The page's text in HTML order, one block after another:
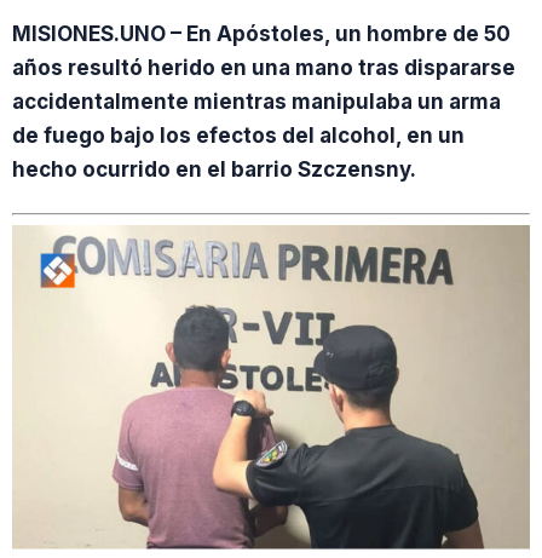
MISIONES.UNO – En Apóstoles, un hombre de 50
años resultó herido en una mano tras dispararse
accidentalmente mientras manipulaba un arma
de fuego bajo los efectos del alcohol, en un
hecho ocurrido en el barrio Szczensny.